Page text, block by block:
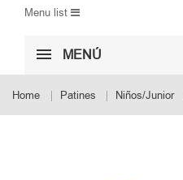
Menu list
MENÚ
Home Patines Niños/Junior